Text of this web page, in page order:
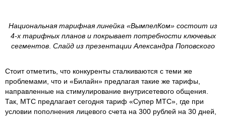
Национальная тарифная линейка «ВымпелКом» состоит из
4-х тарифных планов и покрывает потребности ключевых
сегментов Слайд из презентации Александра Поповского
Стоит отметить, что конкуренты сталкиваются с теми же
проблемами, что и «Билайн» предлагая такие же тарифы,
направленные на стимулирование внутрисетевого общения.
Так, МТС предлагает сегодня тариф «Супер МТС», где при
условии пополнения лицевого счета на 300 рублей на 30 дней,